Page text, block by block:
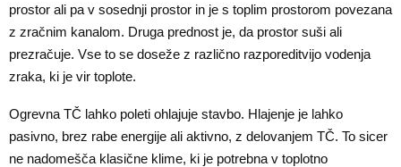
prostor ali pa v sosednji prostor in je s toplim prostorom povezana
z zračnim kanalom. Druga prednost je, da prostor suši ali
prezračuje. Vse to se doseže z različno razporeditvijo vodenja
zraka, ki je vir toplote.
Ogrevna TČ lahko poleti ohlajuje stavbo. Hlajenje je lahko
pasivno, brez rabe energije ali aktivno, z delovanjem TČ. To sicer
ne nadomešča klasične klime, ki je potrebna v toplotno